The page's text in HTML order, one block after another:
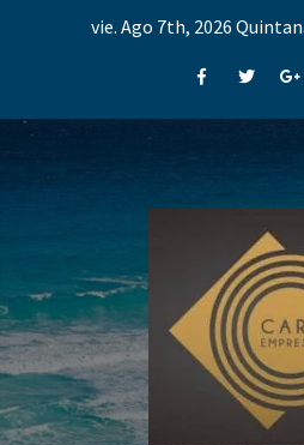
vie. Ago 7th, 2026
FacebookTwitter